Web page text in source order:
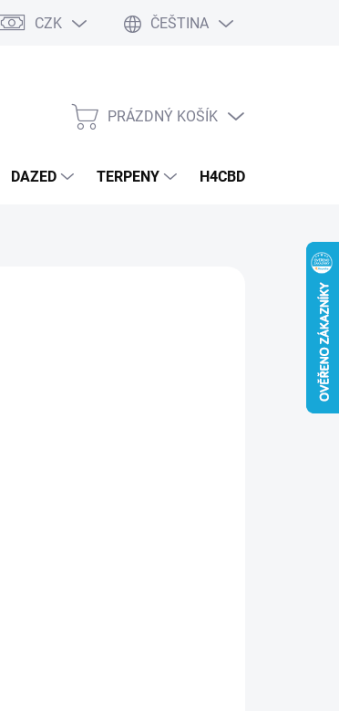
Podmínky ochrany osobních údajů
CZK ČEŠTINA
NÁKUPNÍ
PRÁZDNÝ KOŠÍK
DAZED TERPENY H4CBD